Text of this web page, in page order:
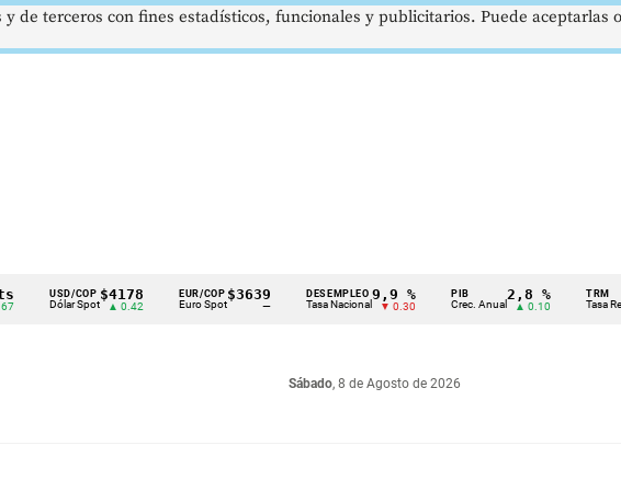
USD/COP
Dólar Spot
$4178
▲ 0.42
EUR/COP
Euro Spot
$3639
—
DESEMPLEO
Tasa Nacional
9,9 %
▼ 0.30
PIB
Crec. Anual
2,8 %
▲ 0.10
TRM
Tasa Rep.
Sábado, 8 de Agosto de 2026
de terceros con fines estadísticos, funcionales y publicitarios. Puede aceptarlas